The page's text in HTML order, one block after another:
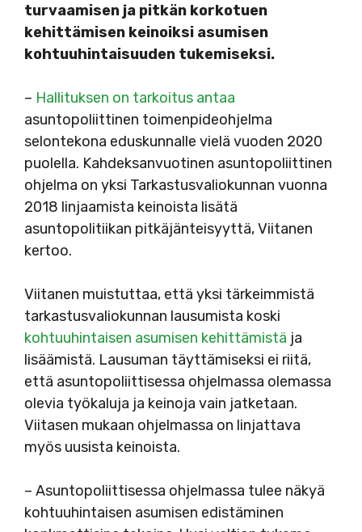
turvaamisen ja pitkän korkotuen
kehittämisen keinoiksi asumisen
kohtuuhintaisuuden tukemiseksi.
– Hallituksen on tarkoitus antaa
asuntopoliittinen toimenpideohjelma
selontekona eduskunnalle vielä vuoden 2020
puolella. Kahdeksanvuotinen asuntopoliittinen
ohjelma on yksi Tarkastusvaliokunnan vuonna
2018 linjaamista keinoista lisätä
asuntopolitiikan pitkäjänteisyyttä, Viitanen
kertoo.
Viitanen muistuttaa, että yksi tärkeimmistä
tarkastusvaliokunnan lausumista koski
kohtuuhintaisen asumisen kehittämistä ja
lisäämistä. Lausuman täyttämiseksi ei riitä,
että asuntopoliittisessa ohjelmassa olemassa
olevia työkaluja ja keinoja vain jatketaan.
Viitasen mukaan ohjelmassa on linjattava
myös uusista keinoista.
– Asuntopoliittisessa ohjelmassa tulee näkyä
kohtuuhintaisen asumisen edistäminen